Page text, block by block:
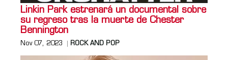
Linkin Park estrenará un documental sobre
su regreso tras la muerte de Chester
Bennington
Nov 07, 2023 ROCK AND POP